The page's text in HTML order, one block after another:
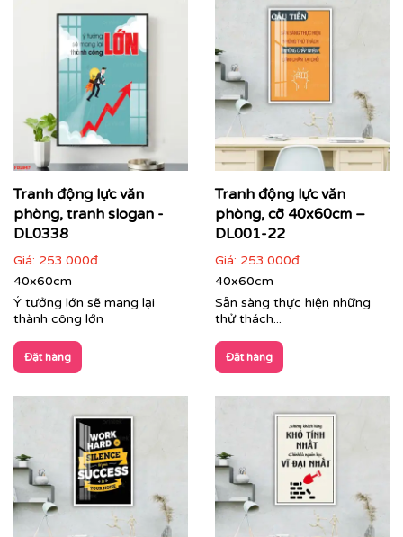
Chuyển hóa những bức ảnh, thiết kế riêng biệt
hoặc bất kỳ thông điệp nào bạn mong muốn
thành tác phẩm nghệ thuật treo tường cao cấp.
Đa dạng chất liệu, kích thước và kiểu dáng khung,
phù hợp với mọi không gian từ phòng họp, khu
vực lễ tân đến không gian làm việc chung (co-
working space).
Tranh dự án trang trí văn phòng tập đoàn Zamil
Tranh động lực văn
phòng, tranh slogan -
DL0338
Giá: 253.000đ
40x60cm
Ý tưởng lớn sẽ mang lại
thành công lớn
Đặt hàng
Tranh động lực văn
phòng, cỡ 40x60cm –
DL001-22
Giá: 253.000đ
40x60cm
Sẵn sàng thực hiện những
thử thách...
Đặt hàng